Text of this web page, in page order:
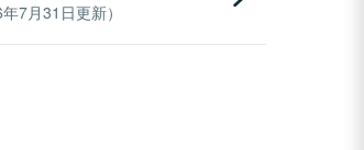
7月31日更新）